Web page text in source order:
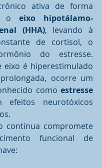
ativa de forma
o eixo hipotálamo-
(HHA), levando à
de cortisol, o
do estresse.
eixo é hiperestimulado
ocorre um
como estresse
efeitos neurotóxicos
contínua compromete
funcional de